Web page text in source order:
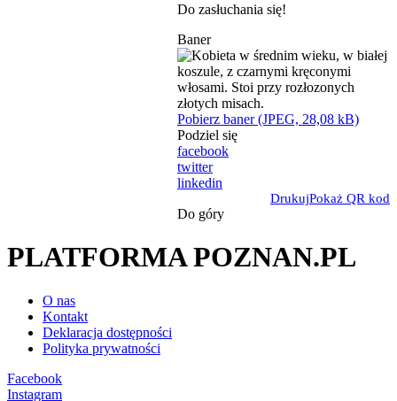
Do zasłuchania się!
Baner
Pobierz baner (JPEG, 28,08 kB)
Podziel się
facebook
twitter
linkedin
DrukujPokaż QR kod
Do góry
PLATFORMA POZNAN.PL
O nas
Kontakt
Deklaracja dostępności
Polityka prywatności
Facebook
Instagram